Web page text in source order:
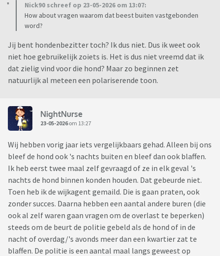
Nick90 schreef op 23-05-2026 om 13:07:
How about vragen waarom dat beest buiten vastgebonden
word?
Jij bent hondenbezitter toch? Ik dus niet. Dus ik weet ook
niet hoe gebruikelijk zoiets is. Het is dus niet vreemd dat ik
dat zielig vind voor die hond? Maar zo beginnen zet
natuurlijk al meteen een polariserende toon.
NightNurse
23-05-2026om 13:27
Wij hebben vorig jaar iets vergelijkbaars gehad. Alleen bij ons
bleef de hond ook 's nachts buiten en bleef dan ook blaffen.
Ik heb eerst twee maal zelf gevraagd of ze in elk geval 's
nachts de hond binnen konden houden. Dat gebeurde niet.
Toen heb ik de wijkagent gemaild. Die is gaan praten, ook
zonder succes. Daarna hebben een aantal andere buren (die
ook al zelf waren gaan vragen om de overlast te beperken)
steeds om de beurt de politie gebeld als de hond of in de
nacht of overdag/'s avonds meer dan een kwartier zat te
blaffen. De politie is een aantal maal langs geweest op